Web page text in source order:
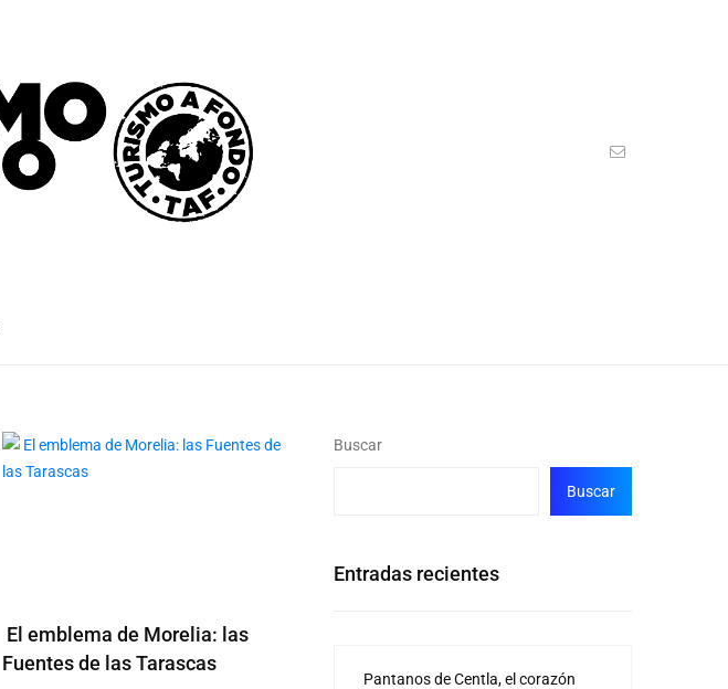
El emblema de Morelia: las
Fuentes de las Tarascas
Buscar
Buscar
Entradas recientes
Pantanos de Centla, el corazón